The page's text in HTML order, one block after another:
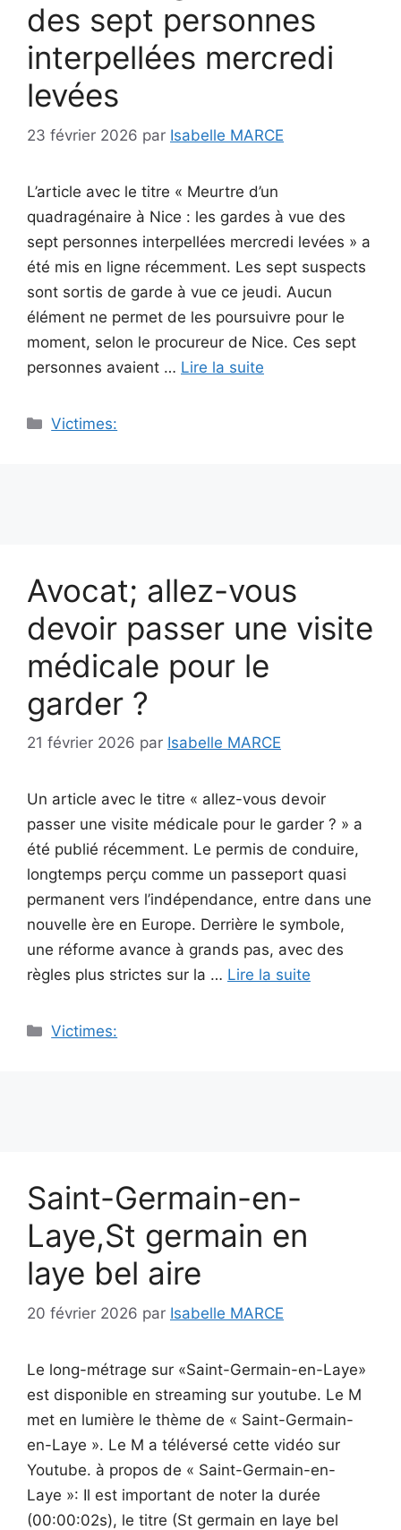
des sept personnes
interpellées mercredi
levées
23 février 2026 par Isabelle MARCE
L’article avec le titre « Meurtre d’un
quadragénaire à Nice : les gardes à vue des
sept personnes interpellées mercredi levées » a
été mis en ligne récemment. Les sept suspects
sont sortis de garde à vue ce jeudi. Aucun
élément ne permet de les poursuivre pour le
moment, selon le procureur de Nice. Ces sept
personnes avaient … Lire la suite
Catégories
Victimes:
Avocat; allez-vous
devoir passer une visite
médicale pour le
garder ?
21 février 2026 par Isabelle MARCE
Un article avec le titre « allez-vous devoir
passer une visite médicale pour le garder ? » a
été publié récemment. Le permis de conduire,
longtemps perçu comme un passeport quasi
permanent vers l’indépendance, entre dans une
nouvelle ère en Europe. Derrière le symbole,
une réforme avance à grands pas, avec des
règles plus strictes sur la … Lire la suite
Catégories
Victimes:
Saint-Germain-en-
Laye,St germain en
laye bel aire
20 février 2026 par Isabelle MARCE
Le long-métrage sur «Saint-Germain-en-Laye»
est disponible en streaming sur youtube. Le M
met en lumière le thème de « Saint-Germain-
en-Laye ». Le M a téléversé cette vidéo sur
Youtube. à propos de « Saint-Germain-en-
Laye »: Il est important de noter la durée
(00:00:02s), le titre (St germain en laye bel